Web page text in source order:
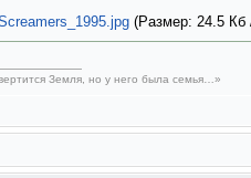
(Размер: 24.5 Кб
Земля, но у него была семья…»